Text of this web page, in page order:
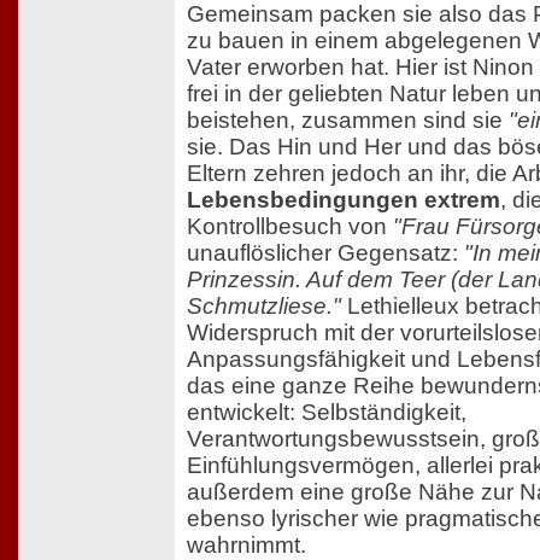
Gemeinsam packen sie also das
zu bauen in einem abgelegenen
Vater erworben hat. Hier ist
frei in der geliebten Natur leben
beistehen, zusammen sind sie
sie. Das Hin und Her und das
Eltern zehren jedoch an ihr, die
Lebensbedingungen extrem,
Kontrollbesuch von "Frau
unauflöslicher Gegensatz: "In
Prinzessin. Auf dem Teer (der
Schmutzliese."Lethielleux
Widerspruch mit der
Anpassungsfähigkeit und
das eine ganze Reihe
entwickelt: Selbständigkeit,
Verantwortungsbewusstsein,
Einfühlungsvermögen, allerlei
außerdem eine große Nähe zur
ebenso lyrischer wie
wahrnimmt.